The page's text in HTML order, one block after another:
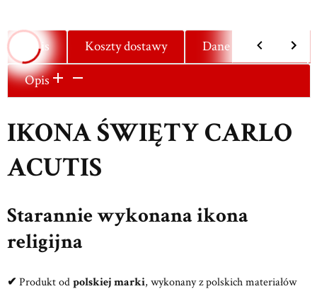
Opis Koszty dostawy
Dane techniczne
Opis
IKONA ŚWIĘTY CARLO
ACUTIS
Starannie wykonana ikona
religijna
✔ Produkt odpolskiej marki, wykonany z polskich materiałów